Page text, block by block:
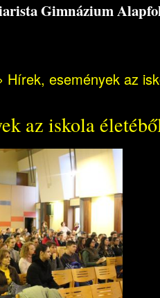
Gimnázium
Hírek, események az
az iskola